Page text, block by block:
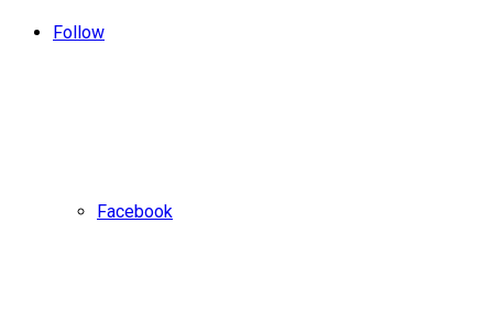
Follow
Facebook